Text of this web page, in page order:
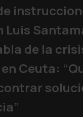
Luis
de la
Ceuta: